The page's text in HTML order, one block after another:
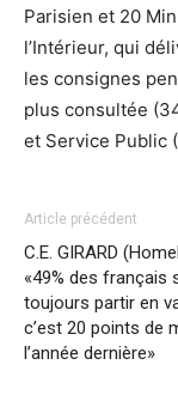
Parisien et 20
l’Intérieur, qui
les consignes
plus consultée
et Service Public
Article précédent
C.E. GIRARD
«49% des français
toujours partir en
c’est 20 points de
l’année dernière»